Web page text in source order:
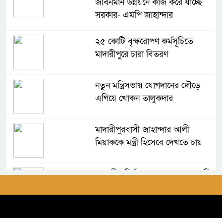
জীবনমান উন্নয়নে কাজ করে যাচ্ছে
সরকার- এমপি জাহান্দার
২৫ কোটি বৃক্ষরোপণ কর্মসূচিতে
মাদারীপুরে চারা বিতরণ
নতুন মন্ত্রিসভায় যোগদানের দৌড়ে
এগিয়ে খোকন তালুকদার
মাদারীপুরবাসী জাহান্দার আলী
মিয়াককে মন্ত্রী হিসেবে দেখতে চায়
আগামীর নির্বাচন সহজ হবে না-এমপি